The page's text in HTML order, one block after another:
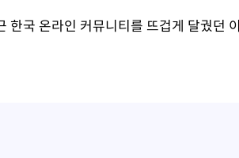
국 온라인 커뮤니티를 뜨겁게 달궜던